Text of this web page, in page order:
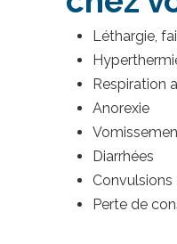
Léthargie,
Respiration
Anorexie
Diarrhées
Convulsions
Perte de